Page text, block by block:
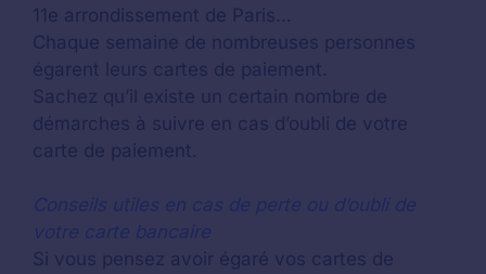
11e arrondissement de Paris…
Chaque semaine de nombreuses personnes
égarent leurs cartes de paiement.
Sachez qu’il existe un certain nombre de
démarches à suivre en cas d’oubli de votre
carte de paiement.
Si vous pensez avoir égaré vos cartes de